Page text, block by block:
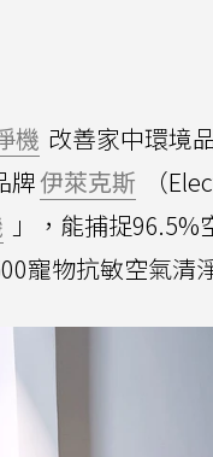
機 改善家中環境
牌伊萊克斯 （
」，能捕捉
寵物抗敏空氣清